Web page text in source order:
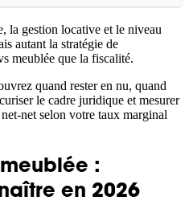
connaître en 2026
de basculer
profils
terme
oublié
la gestion locative et le niveau
autant la stratégie de
meublée que la fiscalité.
quand rester en nu, quand
le cadre juridique et mesurer
net selon votre taux marginal
:
en 2026